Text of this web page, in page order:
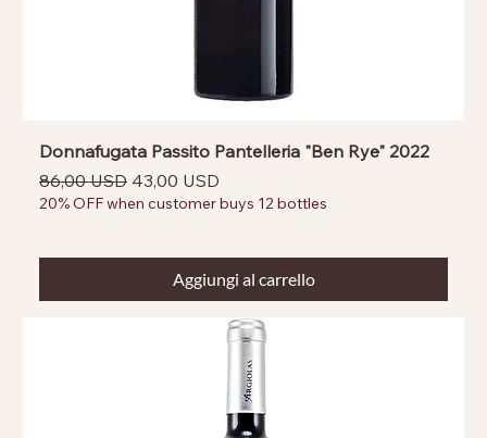
Donnafugata Passito Pantelleria "Ben Rye" 2022
Prezzo regolare
86,00 USD Prezzo scontato
43,00 USD
20% OFF when customer buys 12 bottles
Aggiungi al carrello